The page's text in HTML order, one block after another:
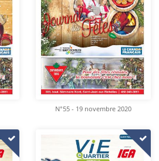
N°55 - 19 novembre 2020